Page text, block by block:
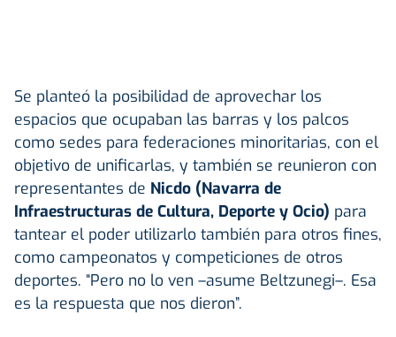
Se planteó la posibilidad de aprovechar los
espacios que ocupaban las barras y los palcos
como sedes para federaciones minoritarias, con el
objetivo de unificarlas, y también se reunieron con
representantes de Nicdo (Navarra de
Infraestructuras de Cultura, Deporte y Ocio) para
tantear el poder utilizarlo también para otros fines,
como campeonatos y competiciones de otros
deportes. “Pero no lo ven –asume Beltzunegi–. Esa
es la respuesta que nos dieron”.